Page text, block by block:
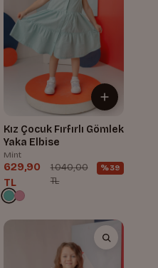
Kız Çocuk Fırfırlı Gömlek
Yaka Elbise
Mint
629,90
TL
1.040,00
TL
%39